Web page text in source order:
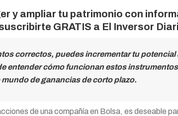
y ampliar tu patrimonio con
GRATIS a El Inversor
correctos, puedes incrementar tu potencial
entender cómo funcionan estos
de ganancias de corto plazo.
de una compañía en Bolsa, es deseable